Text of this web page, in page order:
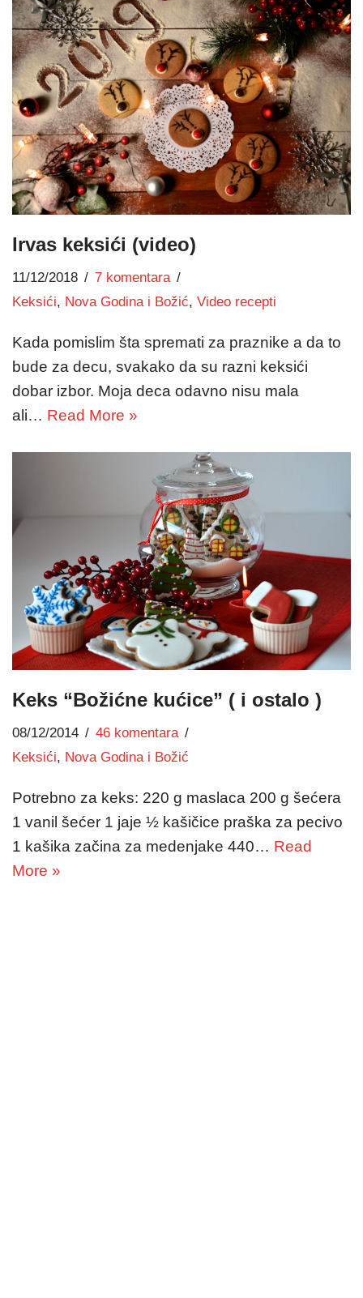
Irvas keksići (video)
11/12/2018
7 komentara
Keksići, Nova Godina i Božić, Video recepti
Kada pomislim šta spremati za praznike a da to
bude za decu, svakako da su razni keksići
dobar izbor. Moja deca odavno nisu mala
ali… Read More »
Keks “Božićne kućice” ( i ostalo )
08/12/2014
46 komentara
Keksići, Nova Godina i Božić
Potrebno za keks: 220 g maslaca 200 g šećera
1 vanil šećer 1 jaje ½ kašičice praška za pecivo
1 kašika začina za medenjake 440… Read
More »